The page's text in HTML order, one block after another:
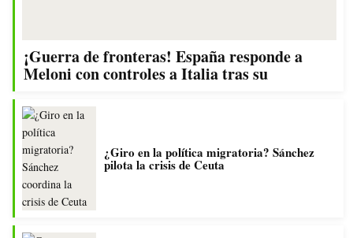
¡Guerra de fronteras! España responde a
Meloni con controles a Italia tras su
¿Giro en la política migratoria? Sánchez
pilota la crisis de Ceuta